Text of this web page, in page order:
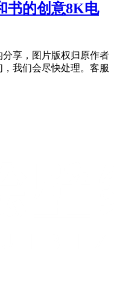
书的创意8K电
享，图片版权归原作者
我们会尽快处理。客服